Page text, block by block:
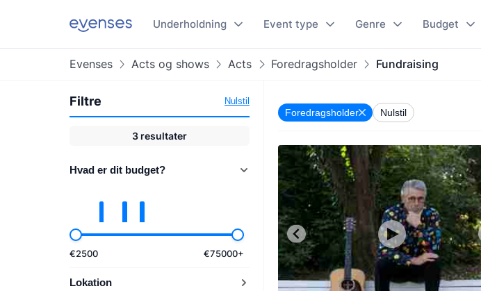
Underholdning Event type Genre Budget
Evenses Acts og shows Acts Foredragsholder Fundraising
Filtre Nulstil
3 resultater
Hvad er dit budget?
€2500 €75000+
Lokation
Foredragsholder Nulstil